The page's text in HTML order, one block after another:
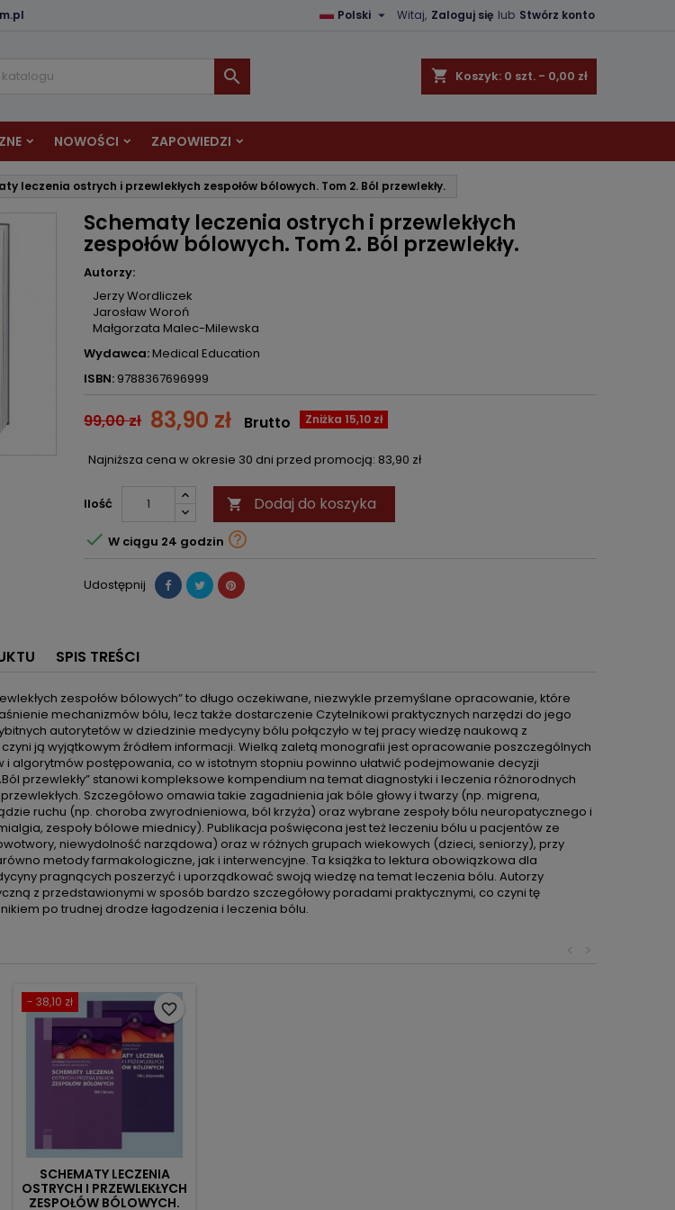
Witaj, Zaloguj się lub Stwórz konto
Polski 
shopping_cart Koszyk: 0 szt. - 0,00 zł

NOWOŚCI ZAPOWIEDZI
leczenia ostrych i przewlekłych zespołów bólowych. Tom 2. Ból przewlekły.
Schematy leczenia ostrych i przewlekłych
zespołów bólowych. Tom 2. Ból przewlekły.
Autorzy:
Jerzy Wordliczek
Jarosław Woroń
Małgorzata Malec-Milewska
Wydawca:Medical Education
ISBN: 9788367696999
99,00 zł 83,90 zł Zniżka 15,10 zł
Brutto
Najniższa cena w okresie 30 dni przed promocją: 83,90 zł
Ilość  Dodaj do koszyka
 W ciągu 24 godzin 
Udostępnij
SPIS TREŚCI
zespołów bólowych” to długo oczekiwane, niezwykle przemyślane opracowanie, które
mechanizmów bólu, lecz także dostarczenie Czytelnikowi praktycznych narzędzi do jego
autorytetów w dziedzinie medycyny bólu połączyło w tej pracy wiedzę naukową z
ją wyjątkowym źródłem informacji. Wielką zaletą monografii jest opracowanie poszczególnych
algorytmów postępowania, co w istotnym stopniu powinno ułatwić podejmowanie decyzji
przewlekły” stanowi kompleksowe kompendium na temat diagnostyki i leczenia różnorodnych
Szczegółowo omawia takie zagadnienia jak bóle głowy i twarzy (np. migrena,
ruchu (np. choroba zwyrodnieniowa, ból krzyża) oraz wybrane zespoły bólu neuropatycznego i
zespoły bólowe miednicy). Publikacja poświęcona jest też leczeniu bólu u pacjentów ze
niewydolność narządowa) oraz w różnych grupach wiekowych (dzieci, seniorzy), przy
metody farmakologiczne, jak i interwencyjne. Ta książka to lektura obowiązkowa dla
pragnących poszerzyć i uporządkować swoją wiedzę na temat leczenia bólu. Autorzy
z przedstawionymi w sposób bardzo szczegółowy poradami praktycznymi, co czyni tę
po trudnej drodze łagodzenia i leczenia bólu.
>
<
- 38,10 zł
SCHEMATY LECZENIA
OSTRYCH I PRZEWLEKŁYCH
ZESPOŁÓW BÓLOWYCH.
favorite_border
Anuluj Utwórz listę życzeń
zapisać produkty na swojej liście życzeń.